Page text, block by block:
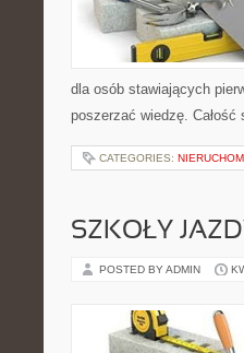
dla osób stawiających
poszerzać wiedzę.
CATEGORIES:
SZKOŁY
POSTED BY ADMIN